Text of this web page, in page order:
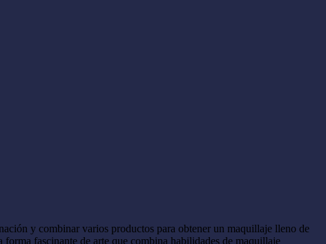
y combinar varios productos para obtener un maquillaje lleno de
fascinante de arte que combina habilidades de maquillaje